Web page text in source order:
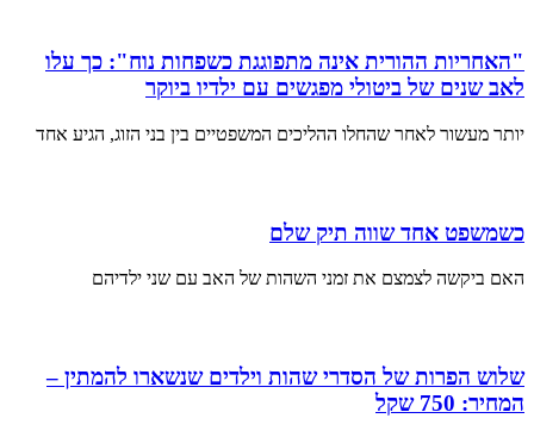
"האחריות ההורית אינה מתפוגגת כשפחות נוח": כך עלו
לאב שנים של ביטולי מפגשים עם ילדיו ביוקר
יותר מעשור לאחר שהחלו ההליכים המשפטיים בין בני הזוג, הגיע אחד
כשמשפט אחד שווה תיק שלם
האם ביקשה לצמצם את זמני השהות של האב עם שני ילדיהם
שלוש הפרות של הסדרי שהות וילדים שנשארו להמתין –
המחיר: 750 שקל